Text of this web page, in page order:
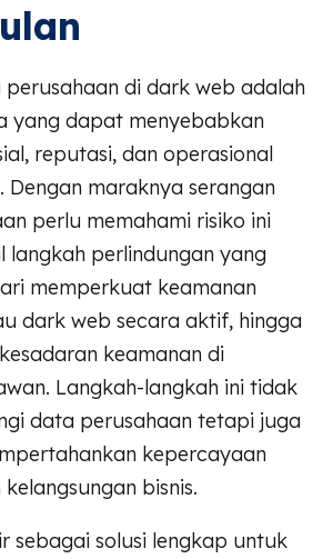
perusahaan di dark web adalah
yang dapat menyebabkan
reputasi, dan operasional
Dengan maraknya serangan
perlu memahami risiko ini
langkah perlindungan yang
memperkuat keamanan
dark web secara aktif, hingga
keamanan di
Langkah-langkah ini tidak
data perusahaan tetapi juga
kepercayaan
bisnis.
sebagai solusi lengkap untuk